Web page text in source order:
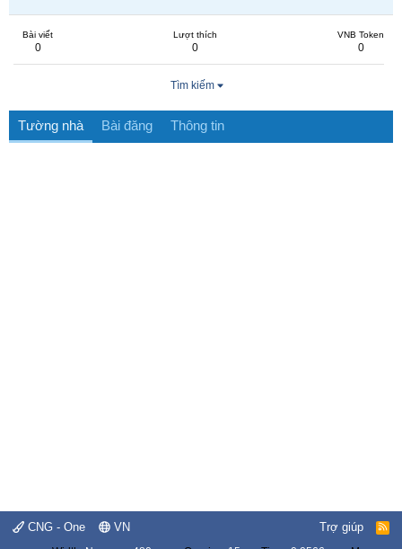
Bài viết
0
Lượt thích
0
VNB Token
0
Tìm kiếm
Tường nhà Bài đăng Thông tin
CNG - One VN Trợ giúp
R